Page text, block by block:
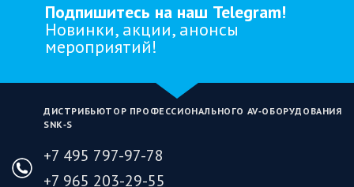
Подпишитесь на наш Telegram!
Новинки, акции, анонсы
мероприятий!
ДИСТРИБЬЮТОР ПРОФЕССИОНАЛЬНОГО AV‑ОБОРУДОВАНИЯ
SNK‑S
+7 495 797-97-78
+7 965 203-29-55